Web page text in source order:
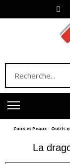
Cuirs et Peaux Outils
La